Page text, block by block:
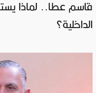
قاسم عطا.. لماذا
الداخلية؟